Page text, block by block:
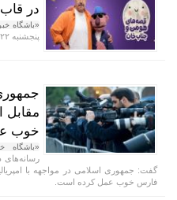
در
«باشگاه
پنجشنبه ۲۲ مرداد مهمان خانه‌ها می‌شود.
مقابل
خوب
«باشگاه
رسانه‌های
گفت: جمهوری اسلامی در مواجهه با
فارس خوب عمل کرده است.